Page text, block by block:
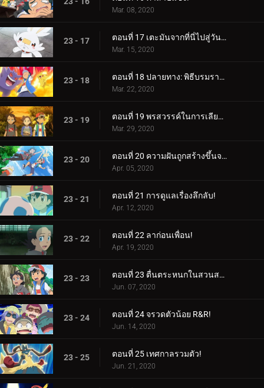
Mar. 08, 2020
23 - 17 ตอนที่ 17 เตะมันจากที่นี่ไปสู่วันพรุ่งนี้!
Mar. 15, 2020
23 - 18 ตอนที่ 18 ปลายทาง: พิธีบรมราชาภิเษก!
Mar. 22, 2020
23 - 19 ตอนที่ 19 พรสวรรค์ในการเลียนแบบ!
Mar. 29, 2020
23 - 20 ตอนที่ 20 ความฝันถูกสร้างขึ้นจากสิ่งเหล่านี้!
Apr. 05, 2020
23 - 21 ตอนที่ 21 การดูแลเรื่องลึกลับ!
Apr. 12, 2020
23 - 22 ตอนที่ 22 ลาก่อนเพื่อน!
Apr. 19, 2020
23 - 23 ตอนที่ 23 ตื่นตระหนกในสวนสาธารณะ!
Jun. 07, 2020
23 - 24 ตอนที่ 24 จรวดตัวน้อย R&R!
Jun. 14, 2020
23 - 25 ตอนที่ 25 เทศกาลรวมตัว!
Jun. 21, 2020